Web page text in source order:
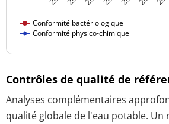
Conformité bactériologique
Conformité physico-chimique
Contrôles de qualité de
Analyses complémentaires
qualité globale de l'eau potable. Un